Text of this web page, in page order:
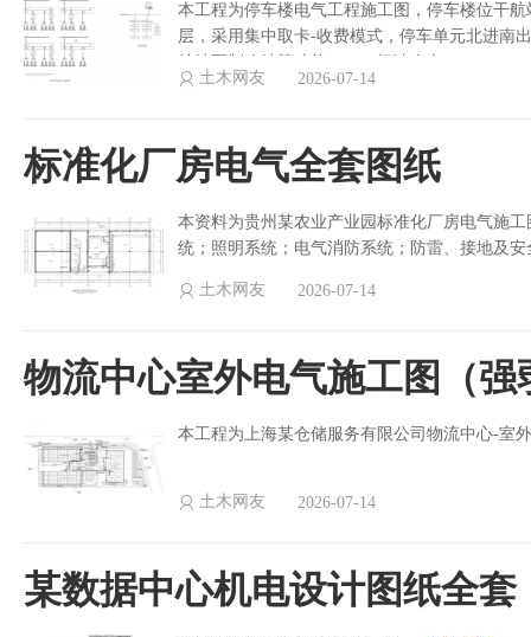
本工程为停车楼电气工程施工图，停车楼位干
层，采用集中取卡-收费模式，停车单元北进南
土木网友
2026-07-14
标准化厂房电气全套图纸
本资料为贵州某农业产业园标准化厂房电气施
统；照明系统；电气消防系统；防雷、接地及
土木网友 2026-07-14
物流中心室外电气施工图（强
本工程为上海某仓储服务有限公司物流中心-
土木网友 2026-07-14
某数据中心机电设计图纸全套